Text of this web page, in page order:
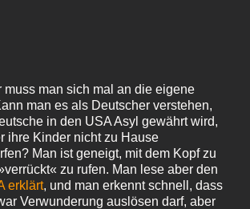
muss man sich mal an die eigene
man es als Deutscher verstehen,
in den USA Asyl gewährt wird,
ihre Kinder nicht zu Hause
Man ist geneigt, mit dem Kopf zu
zu rufen. Man lese aber den
erklärt, und man erkennt schnell, dass
Verwunderung auslösen darf, aber